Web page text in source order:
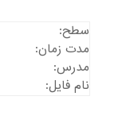
سطح:
مدت زمان:
مدرس:
نام فایل: